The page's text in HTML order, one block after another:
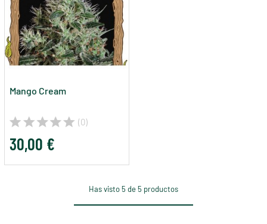
Mango Cream
(0)
30,00 €
Has visto 5 de 5 productos